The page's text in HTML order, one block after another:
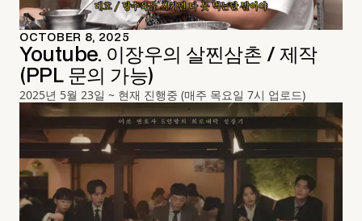
OCTOBER 8, 2025
Youtube. 이장우의 살찐삼촌 / 제작
(PPL 문의 가능)
2025년 5월 23일 ~ 현재 진행중 (매주 목요일 7시 업로드)